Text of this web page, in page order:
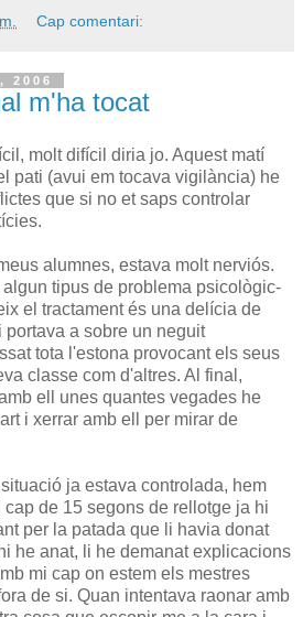
Cap comentari:
2006
m'ha tocat
molt difícil diria jo. Aquest matí
pati (avui em tocava vigilància) he
que si no et saps controlar
alumnes, estava molt nerviós.
tipus de problema psicològic-
el tractament és una delícia de
a sobre un neguit
tota l'estona provocant els seus
classe com d'altres. Al final,
ell unes quantes vegades he
i xerrar amb ell per mirar de
ja estava controlada, hem
de 15 segons de rellotge ja hi
per la patada que li havia donat
he anat, li he demanat explicacions
mi cap on estem els mestres
de si. Quan intentava raonar amb